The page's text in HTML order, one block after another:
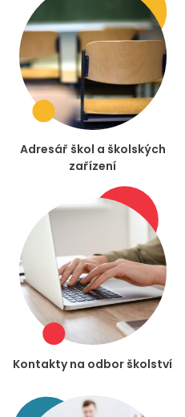
Adresář škol a školských
zařízení
Kontakty na odbor školství